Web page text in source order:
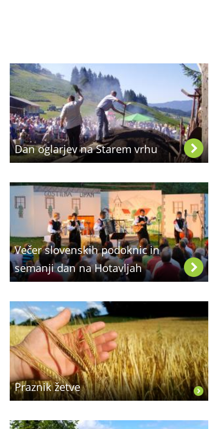
Dan oglarjev na Starem vrhu
Večer slovenskih podoknic in
semanji dan na Hotavljah
Praznik žetve